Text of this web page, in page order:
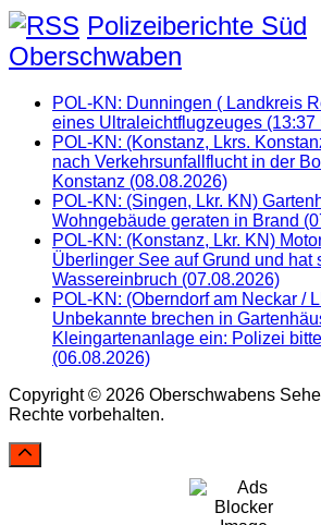
Polizeiberichte Süd
Oberschwaben
POL-KN: Dunningen ( Landkreis
eines Ultraleichtflugzeuges (13:37
POL-KN: (Konstanz, Lkrs.
nach Verkehrsunfallflucht in der
Konstanz (08.08.2026)
POL-KN: (Singen, Lkr. KN)
Wohngebäude geraten in Brand
POL-KN: (Konstanz, Lkr. KN)
Überlinger See auf Grund und hat
Wassereinbruch (07.08.2026)
POL-KN: (Oberndorf am Neckar /
Unbekannte brechen in
Kleingartenanlage ein: Polizei
(06.08.2026)
Copyright © 2026 Oberschwabens
Rechte vorbehalten.